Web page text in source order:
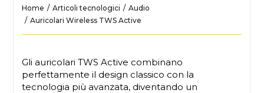
Home Articoli tecnologici
Audio
Auricolari Wireless TWS Active
Gli auricolari TWS Active combinano
perfettamente il design classico con la
tecnologia più avanzata, diventando un